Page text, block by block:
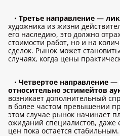
• Третье направление —
художника из жизни
его наследию, это должно
стоимости работ, но и на
сделок. Рынок может
случаях, когда цены
• Четвертое направление —
относительно эстимейтов
возникает дополнительный
в более частом превышении
этом случае рынок начинает
ожиданий специалистов, даже
цен пока остается стабильным.